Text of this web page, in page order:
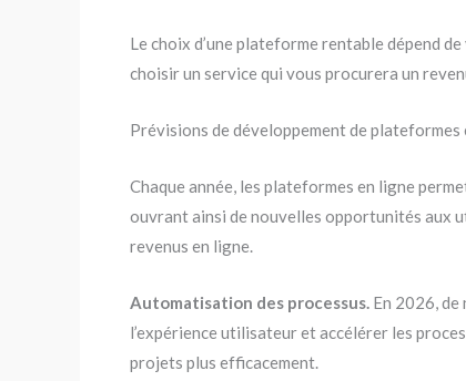
Le choix d’une plateforme rentable dépend
choisir un service qui vous procurera un
Prévisions de développement de
Chaque année, les plateformes en ligne
ouvrant ainsi de nouvelles opportunités aux
revenus en ligne.
Automatisation des processus. En 2026,
l’expérience utilisateur et accélérer les
projets plus efficacement.